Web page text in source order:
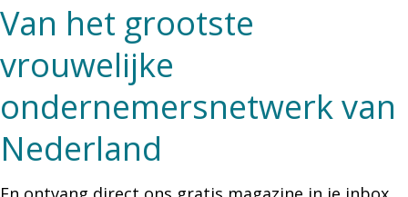
Van het grootste
vrouwelijke
ondernemersnetwerk van
Nederland